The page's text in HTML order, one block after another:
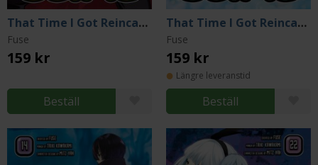
That Time I Got Reincarnated as a Slime 27
Fuse
159 kr
Beställ
That Time I Got Reincarnated as a Slime 23
Fuse
159 kr
Längre leveranstid
Beställ